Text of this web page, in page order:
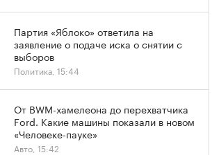
Партия «Яблоко» ответила на
заявление о подаче иска о снятии с
выборов
Политика, 15:44
От BWM-хамелеона до перехватчика
Ford. Какие машины показали в новом
«Человеке-пауке»
Авто, 15:42